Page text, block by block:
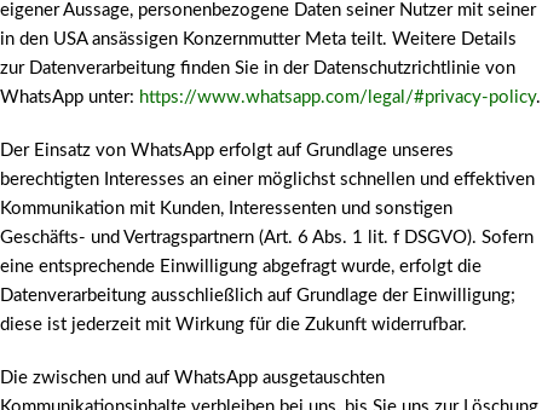
eigener Aussage, personenbezogene Daten seiner Nutzer mit seiner
in den USA ansässigen Konzernmutter Meta teilt. Weitere Details
zur Datenverarbeitung finden Sie in der Datenschutzrichtlinie von
WhatsApp unter: https://www.whatsapp.com/legal/#privacy-policy.
Der Einsatz von WhatsApp erfolgt auf Grundlage unseres
berechtigten Interesses an einer möglichst schnellen und effektiven
Kommunikation mit Kunden, Interessenten und sonstigen
Geschäfts- und Vertragspartnern (Art. 6 Abs. 1 lit. f DSGVO). Sofern
eine entsprechende Einwilligung abgefragt wurde, erfolgt die
Datenverarbeitung ausschließlich auf Grundlage der Einwilligung;
diese ist jederzeit mit Wirkung für die Zukunft widerrufbar.
Die zwischen und auf WhatsApp ausgetauschten